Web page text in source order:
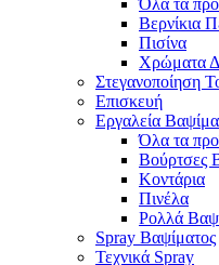
Βερνίκια
Πισίνα
Χρώματα
Στεγανοποίηση
Επισκευή
Εργαλεία
Όλα τα
Βούρτσες
Κοντάρια
Πινέλα
Ρολλά
Spray Βαψίματος
Τεχνικά Spray